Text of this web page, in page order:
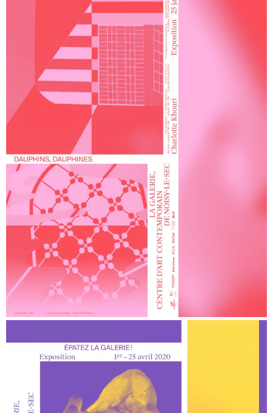
Grand Palais Éphémère
Aux temps du sida. Œuvres, récits et entrelacs